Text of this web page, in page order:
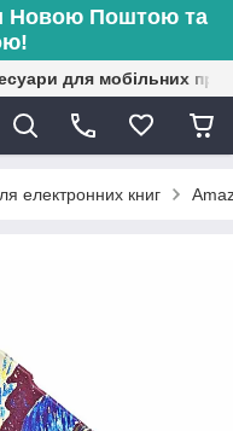
Новою Поштою та
для мобільних
електронних книг